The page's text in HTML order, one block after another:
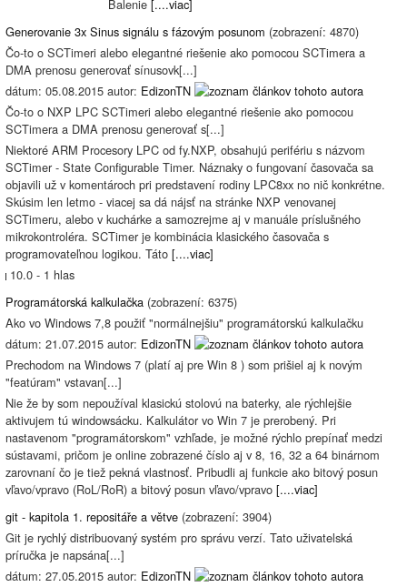
Balenie [....viac]
Generovanie 3x Sinus signálu s fázovým posunom (zobrazení: 4870)
Čo-to o SCTimeri alebo elegantné riešenie ako pomocou SCTimera a
DMA prenosu generovať sínusovk[...]
dátum: 05.08.2015 autor: EdizonTN
Čo-to o NXP LPC SCTimeri alebo elegantné riešenie ako pomocou
SCTimera a DMA prenosu generovať s[...]
Niektoré ARM Procesory LPC od fy.NXP, obsahujú perifériu s názvom
SCTimer - State Configurable Timer. Náznaky o fungovaní časovača sa
objavili už v komentároch pri predstavení rodiny LPC8xx no nič konkrétne.
Skúsim len letmo - viacej sa dá nájsť na stránke NXP venovanej
SCTimeru, alebo v kuchárke a samozrejme aj v manuále príslušného
mikrokontroléra. SCTimer je kombinácia klasického časovača s
programovateľnou logikou. Táto [....viac]
10.0 - 1 hlas
Programátorská kalkulačka (zobrazení: 6375)
Ako vo Windows 7,8 použiť "normálnejšiu" programátorskú kalkulačku
dátum: 21.07.2015 autor: EdizonTN
Prechodom na Windows 7 (platí aj pre Win 8 ) som prišiel aj k novým
"featúram" vstavan[...]
Nie že by som nepoužíval klasickú stolovú na baterky, ale rýchlejšie
aktivujem tú windowsácku. Kalkulátor vo Win 7 je prerobený. Pri
nastavenom "programátorskom" vzhľade, je možné rýchlo prepínať medzi
sústavami, pričom je online zobrazené číslo aj v 8, 16, 32 a 64 binárnom
zarovnaní čo je tiež pekná vlastnosť. Pribudli aj funkcie ako bitový posun
vľavo/vpravo (RoL/RoR) a bitový posun vľavo/vpravo [....viac]
git - kapitola 1. repositáře a větve (zobrazení: 3904)
Git je rychlý distribuovaný systém pro správu verzí. Tato uživatelská
príručka je napsána[...]
dátum: 27.05.2015 autor: EdizonTN